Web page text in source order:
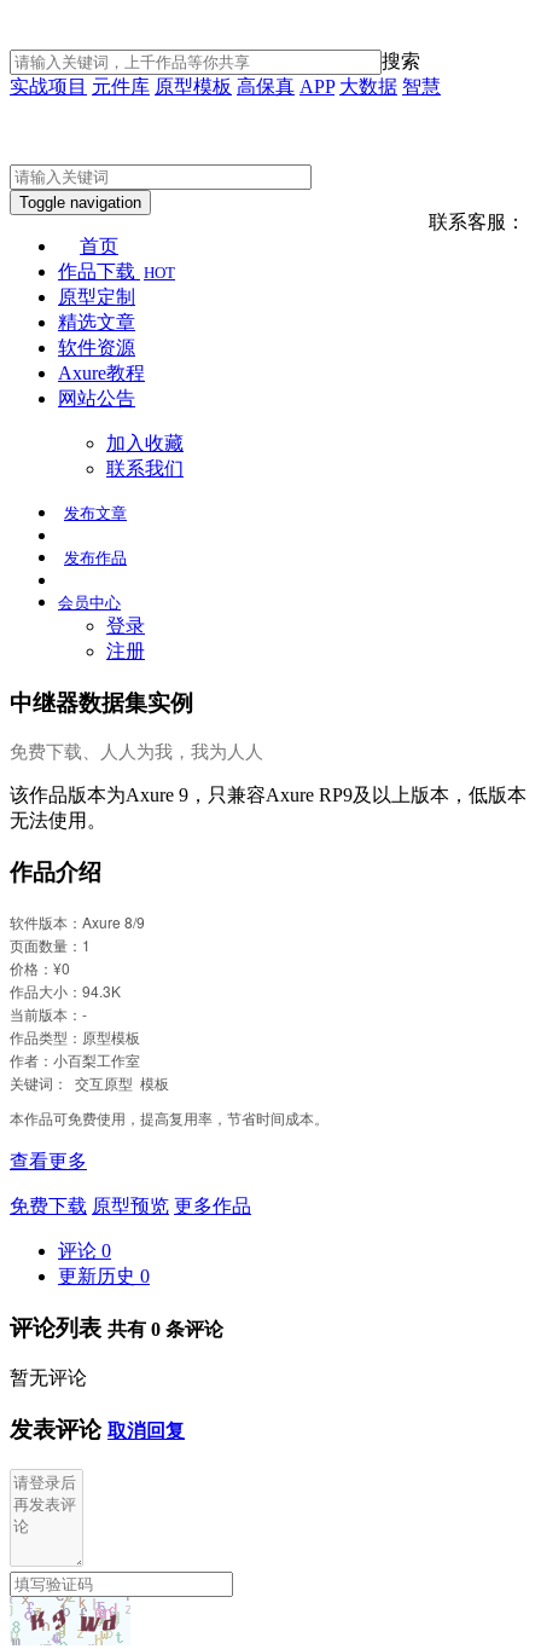
搜索
实战项目 元件库 原型模板 高保真 APP 大数据 智慧
联系客服：
Toggle navigation
首页
作品下载 HOT
原型定制
精选文章
软件资源
Axure教程
网站公告
加入收藏
联系我们
发布文章
发布作品
会员中心
登录
注册
中继器数据集实例
免费下载、人人为我，我为人人
该作品版本为Axure 9，只兼容Axure RP9及以上版本，低版本
无法使用。
作品介绍
软件版本：Axure 8/9
页面数量：1
价格：¥0
作品大小：94.3K
当前版本：-
作品类型：原型模板
作者：小百梨工作室
关键词： 交互原型 模板
本作品可免费使用，提高复用率，节省时间成本。
查看更多
免费下载 原型预览 更多作品
评论 0
更新历史 0
评论列表 共有 0 条评论
暂无评论
发表评论 取消回复